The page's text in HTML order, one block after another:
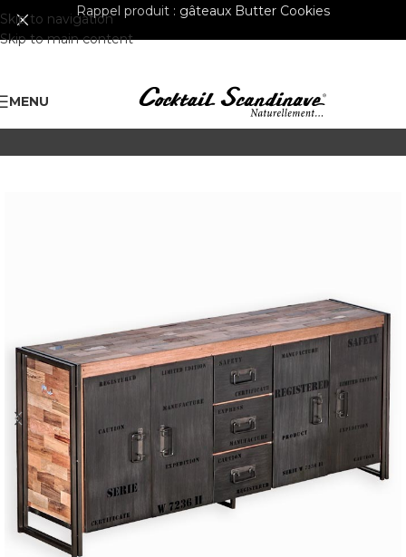
Skip to navigation
Skip to main content
Rappel produit : gâteaux Butter Cookies
MENU